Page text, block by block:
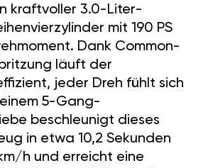
kraftvoller 3.0-Liter-
mit 190 PS
Dank Common-
läuft der
jeder Dreh fühlt sich
5-Gang-
beschleunigt dieses
in etwa 10,2 Sekunden
h und erreicht eine